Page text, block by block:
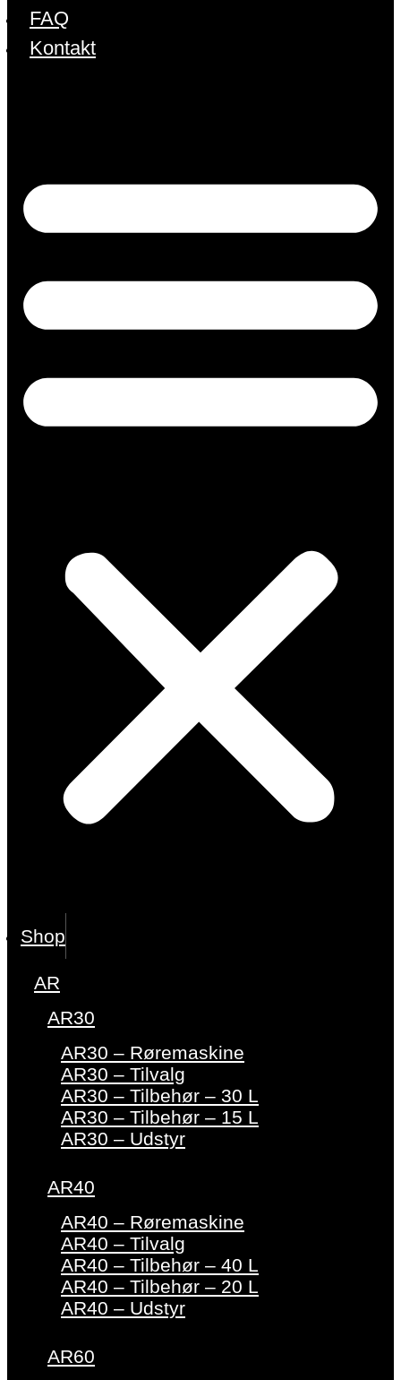
FAQ
Kontakt
Shop
AR
AR30
AR30 – Røremaskine
AR30 – Tilvalg
AR30 – Tilbehør – 30 L
AR30 – Tilbehør – 15 L
AR30 – Udstyr
AR40
AR40 – Røremaskine
AR40 – Tilvalg
AR40 – Tilbehør – 40 L
AR40 – Tilbehør – 20 L
AR40 – Udstyr
AR60